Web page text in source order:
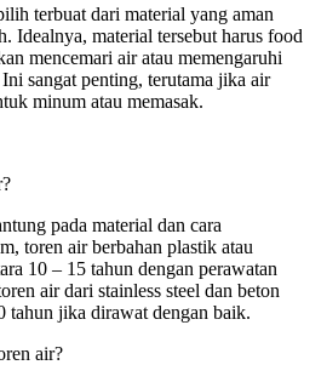
terbuat dari material yang aman
Idealnya, material tersebut harus food
mencemari air atau memengaruhi
sangat penting, terutama jika air
minum atau memasak.
pada material dan cara
toren air berbahan plastik atau
10 – 15 tahun dengan perawatan
air dari stainless steel dan beton
tahun jika dirawat dengan baik.
air?